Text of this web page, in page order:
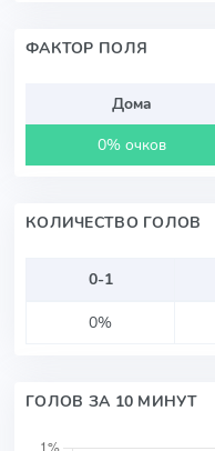
ФАКТОР ПОЛЯ
Дома
0% очков
КОЛИЧЕСТВО ГОЛОВ
0-1
0%
ГОЛОВ ЗА 10 МИНУТ